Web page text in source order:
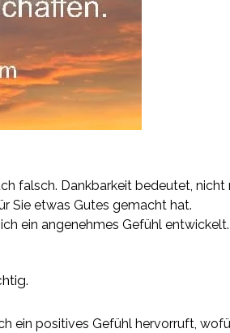
falsch. Dankbarkeit bedeutet, nicht
Sie etwas Gutes gemacht hat.
ein angenehmes Gefühl entwickelt.
ein positives Gefühl hervorruft,